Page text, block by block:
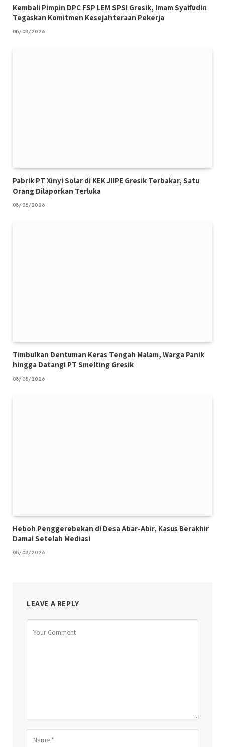
Kembali Pimpin DPC FSP LEM SPSI Gresik, Imam Syaifudin
Tegaskan Komitmen Kesejahteraan Pekerja
08/08/2026
Pabrik PT Xinyi Solar di KEK JIIPE Gresik Terbakar, Satu
Orang Dilaporkan Terluka
08/08/2026
Timbulkan Dentuman Keras Tengah Malam, Warga Panik
hingga Datangi PT Smelting Gresik
08/08/2026
Heboh Penggerebekan di Desa Abar-Abir, Kasus Berakhir
Damai Setelah Mediasi
08/08/2026
LEAVE A REPLY